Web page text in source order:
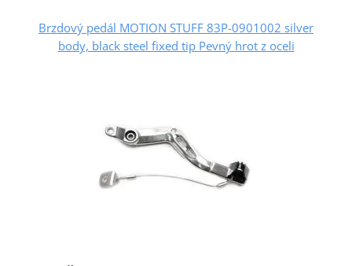
Brzdový pedál MOTION STUFF 83P-0901002 silver
body, black steel fixed tip Pevný hrot z oceli